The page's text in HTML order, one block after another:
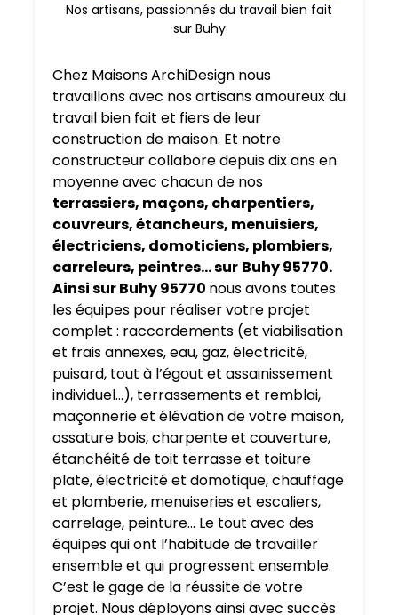
Nos artisans, passionnés du travail bien fait
sur Buhy
Chez Maisons ArchiDesign nous
travaillons avec nos artisans amoureux du
travail bien fait et fiers de leur
construction de maison. Et notre
constructeur collabore depuis dix ans en
moyenne avec chacun de nos
terrassiers, maçons, charpentiers,
couvreurs, étancheurs, menuisiers,
électriciens, domoticiens, plombiers,
carreleurs, peintres… sur Buhy 95770.
Ainsi sur Buhy 95770 nous avons toutes
les équipes pour réaliser votre projet
complet : raccordements (et viabilisation
et frais annexes, eau, gaz, électricité,
puisard, tout à l’égout et assainissement
individuel…), terrassements et remblai,
maçonnerie et élévation de votre maison,
ossature bois, charpente et couverture,
étanchéité de toit terrasse et toiture
plate, électricité et domotique, chauffage
et plomberie, menuiseries et escaliers,
carrelage, peinture… Le tout avec des
équipes qui ont l’habitude de travailler
ensemble et qui progressent ensemble.
C’est le gage de la réussite de votre
projet. Nous déployons ainsi avec succès